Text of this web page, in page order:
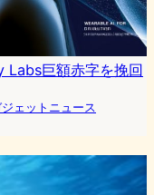
Labs巨額赤字を挽回
ジェットニュース